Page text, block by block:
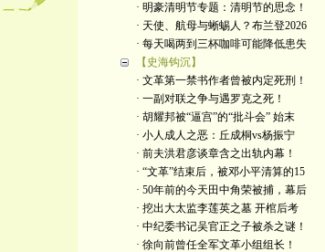
· 明豪清明节专题：清明节的思念！
· 天使、航母与蜥蜴人？布兰登2026
· 每天喝两到三杯咖啡可能降低患失
【史海钩沉】
· 文革第一禁书作者曾被内定死刑！
· 一副对联之争与遇罗克之死！
· 胡耀邦被“逼宫”的“批斗会” 始末
· 小人成人之恶：丘成桐vs杨振宁
· 前夫洪君彦谈章含之出轨内幕！
· “文革”结束后，被邓小平清算的15
· 50年前的今天田中角荣被捕，幕后
· 挖出大太监李莲英之墓 开棺后考
· 中纪委书记吴官正之子被杀之谜！
· 徐向前曾任全军文革小组组长！